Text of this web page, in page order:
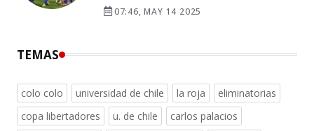
07:46, MAY 14 2025
TEMAS
colo colo universidad de chile la roja
eliminatorias
copa libertadores
u. de chile
carlos palacios